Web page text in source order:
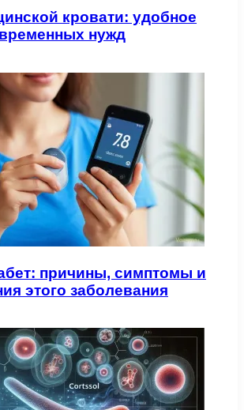
кровати: удобное
нужд
причины, симптомы и
этого заболевания